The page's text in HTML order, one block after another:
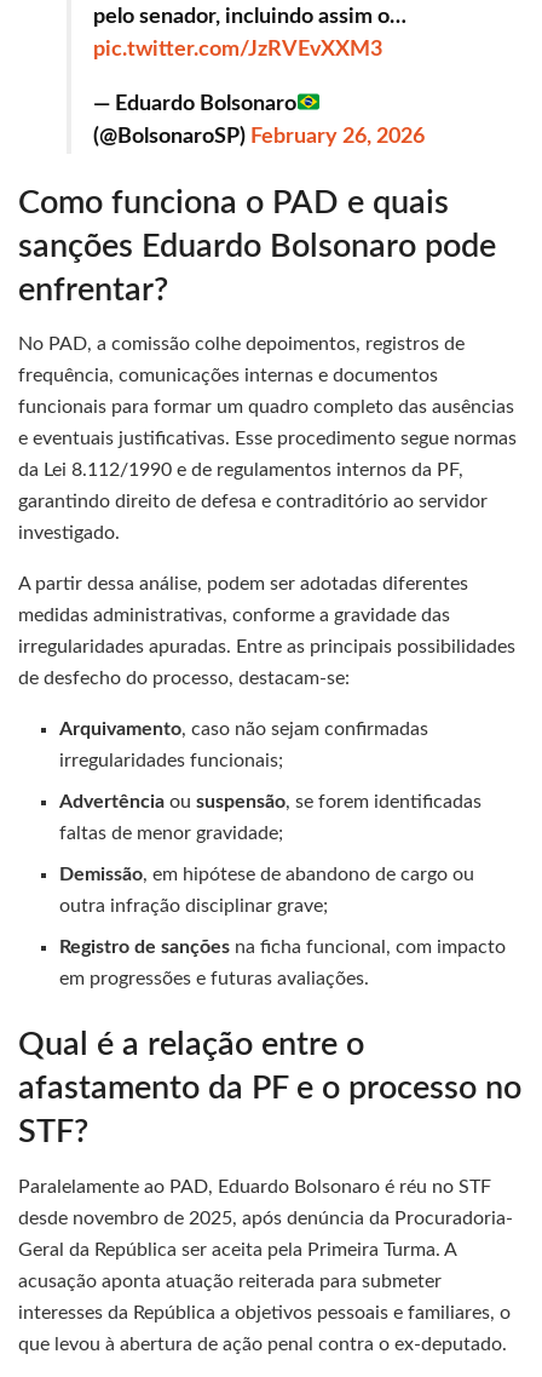
pelo senador, incluindo assim o…
pic.twitter.com/JzRVEvXXM3
— Eduardo Bolsonaro
(@BolsonaroSP) February 26, 2026
Como funciona o PAD e quais
sanções Eduardo Bolsonaro pode
enfrentar?
No PAD, a comissão colhe depoimentos, registros de
frequência, comunicações internas e documentos
funcionais para formar um quadro completo das ausências
e eventuais justificativas. Esse procedimento segue normas
da Lei 8.112/1990 e de regulamentos internos da PF,
garantindo direito de defesa e contraditório ao servidor
investigado.
A partir dessa análise, podem ser adotadas diferentes
medidas administrativas, conforme a gravidade das
irregularidades apuradas. Entre as principais possibilidades
de desfecho do processo, destacam-se:
Arquivamento, caso não sejam confirmadas
irregularidades funcionais;
Advertência oususpensão, se forem identificadas
faltas de menor gravidade;
Demissão, em hipótese de abandono de cargo ou
outra infração disciplinar grave;
Registro de sanções na ficha funcional, com impacto
em progressões e futuras avaliações.
Qual é a relação entre o
afastamento da PF e o processo no
STF?
Paralelamente ao PAD, Eduardo Bolsonaro é réu no STF
desde novembro de 2025, após denúncia da Procuradoria-
Geral da República ser aceita pela Primeira Turma. A
acusação aponta atuação reiterada para submeter
interesses da República a objetivos pessoais e familiares, o
que levou à abertura de ação penal contra o ex-deputado.